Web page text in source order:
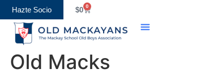
Hazte Socio $0 0
Old Macks